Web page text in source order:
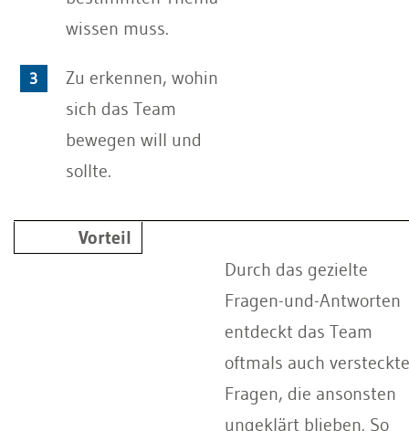
wissen muss.
Zu erkennen, wohin
sich das Team
bewegen will und
sollte.
Vorteil
Durch das gezielte
Fragen-und-Antworten
entdeckt das Team
oftmals auch versteckte
Fragen, die ansonsten
ungeklärt blieben. So